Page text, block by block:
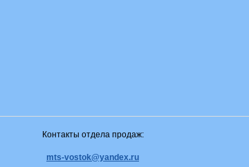
Контакты отдела продаж:
mts-vostok@yandex.ru